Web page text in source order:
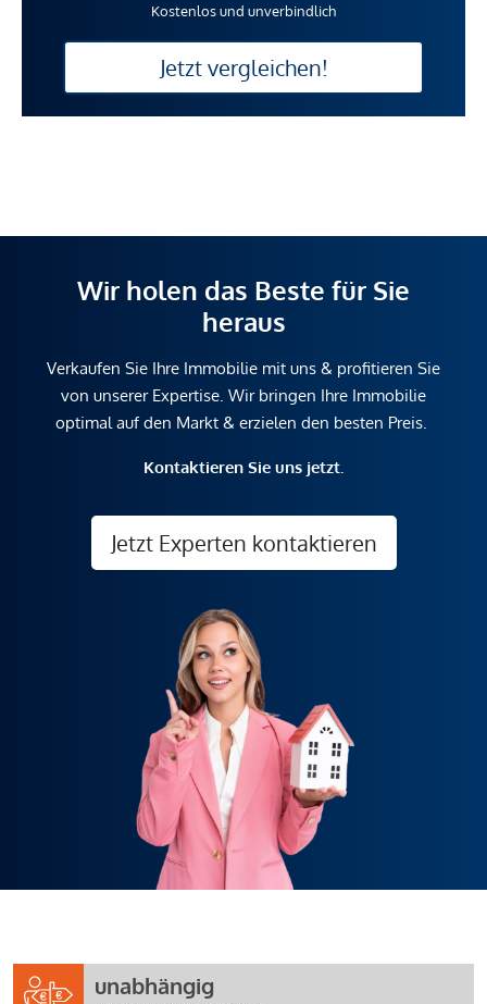
Kostenlos und unverbindlich
Jetzt vergleichen!
Wir holen das Beste für Sie
heraus
Verkaufen Sie Ihre Immobilie mit uns & profitieren Sie
von unserer Expertise. Wir bringen Ihre Immobilie
optimal auf den Markt & erzielen den besten Preis.
Kontaktieren Sie uns jetzt.
Jetzt Experten kontaktieren
unabhängig